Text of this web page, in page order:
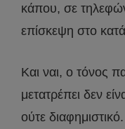
κάπου, σε
επίσκεψη στο
Και ναι, ο τόνος
μετατρέπει δεν
ούτε